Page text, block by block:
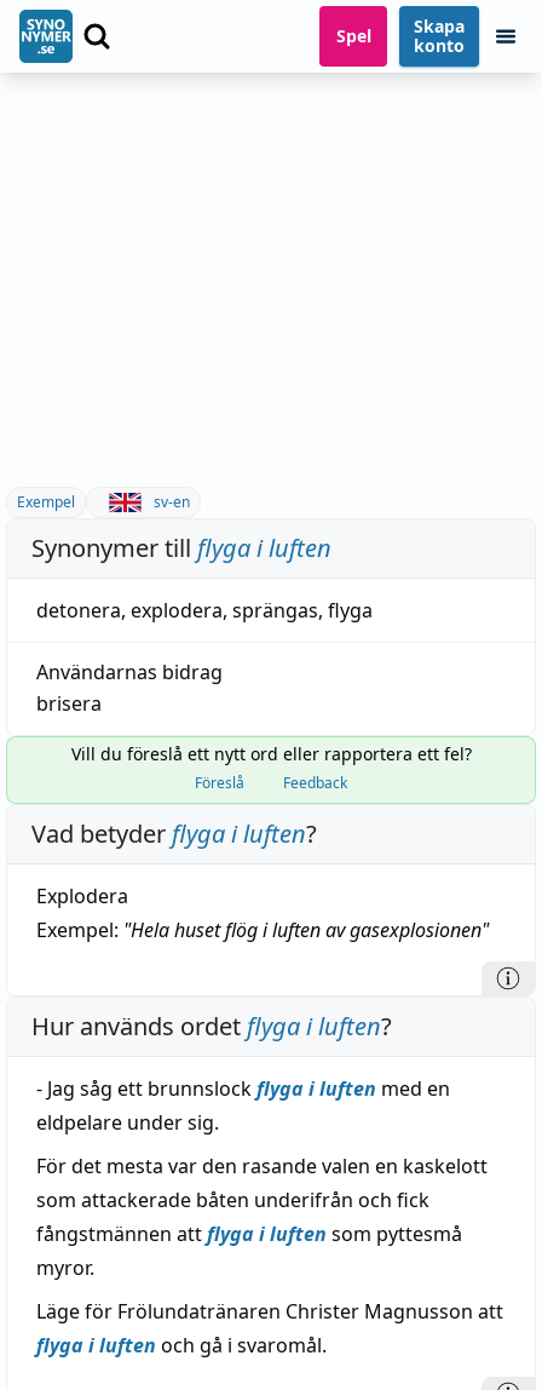
Spel
Skapa
konto
Exempel sv-en
Synonymer till flyga i luften
detonera, explodera, sprängas, flyga
Användarnas bidrag
brisera
Vill du föreslå ett nytt ord eller rapportera ett fel?
Föreslå Feedback
Vad betyder flyga i luften?
Explodera
Exempel: "Hela huset flög i luften av gasexplosionen"
Hur används ordet flyga i luften?
- Jag såg ett brunnslockflyga i luften med en
eldpelare under sig.
För det mesta var den rasande valen en kaskelott
som attackerade båten underifrån och fick
fångstmännen attflyga i luften som pyttesmå
myror.
Läge för Frölundatränaren Christer Magnusson att
flyga i luften och gå i svaromål.